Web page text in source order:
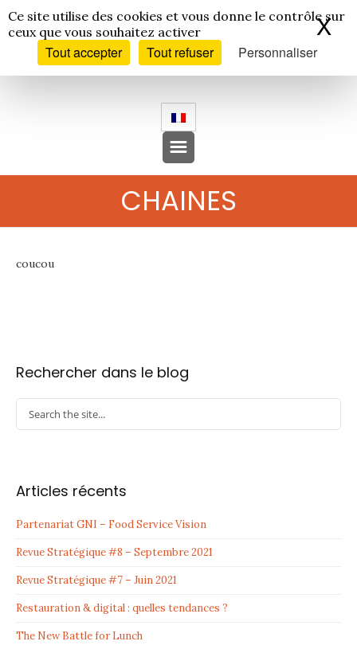
Panneau de gestion des cookies
Ce site utilise des cookies et vous donne le contrôle sur
ceux que vous souhaitez activer
Tout accepter Tout refuser Personnaliser
X
CHAINES
coucou
Rechercher dans le blog
Articles récents
Partenariat GNI – Food Service Vision
Revue Stratégique #8 – Septembre 2021
Revue Stratégique #7 – Juin 2021
Restauration & digital : quelles tendances ?
The New Battle for Lunch